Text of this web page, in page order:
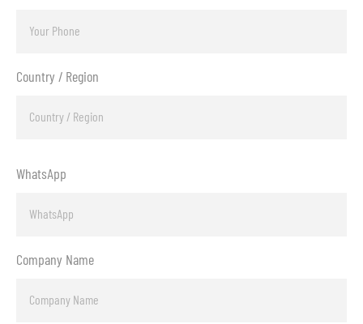
Country / Region
WhatsApp
Company Name